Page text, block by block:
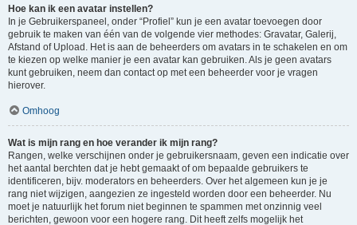
Hoe kan ik een avatar instellen?
In je Gebruikerspaneel, onder “Profiel” kun je een avatar toevoegen door
gebruik te maken van één van de volgende vier methodes: Gravatar, Galerij,
Afstand of Upload. Het is aan de beheerders om avatars in te schakelen en om
te kiezen op welke manier je een avatar kan gebruiken. Als je geen avatars
kunt gebruiken, neem dan contact op met een beheerder voor je vragen
hierover.
Omhoog
Wat is mijn rang en hoe verander ik mijn rang?
Rangen, welke verschijnen onder je gebruikersnaam, geven een indicatie over
het aantal berchten dat je hebt gemaakt of om bepaalde gebruikers te
identificeren, bijv. moderators en beheerders. Over het algemeen kun je je
rang niet wijzigen, aangezien ze ingesteld worden door een beheerder. Nu
moet je natuurlijk het forum niet beginnen te spammen met onzinnig veel
berichten, gewoon voor een hogere rang. Dit heeft zelfs mogelijk het